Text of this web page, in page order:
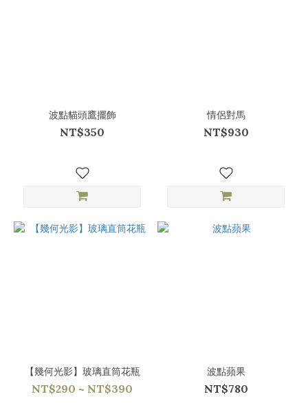
波點貓頭鷹擺飾
NT$350
情侶對馬
NT$930
【幾何光影】玻璃直筒花瓶
NT$290 ~ NT$390
波點蘋果
NT$780